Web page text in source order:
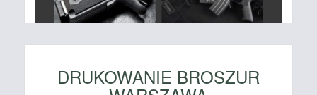
DRUKOWANIE BROSZUR